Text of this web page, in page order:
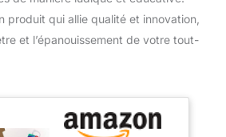
produit qui allie qualité et innovation,
et l’épanouissement de votre tout-